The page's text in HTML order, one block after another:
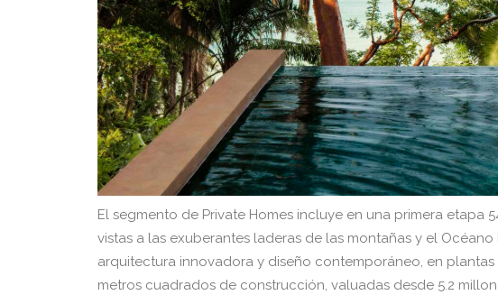
El segmento de Private Homes incluye en una primera etapa
vistas a las exuberantes laderas de las montañas y el
arquitectura innovadora y diseño contemporáneo, en plantas
metros cuadrados de construcción, valuadas desde 5.2